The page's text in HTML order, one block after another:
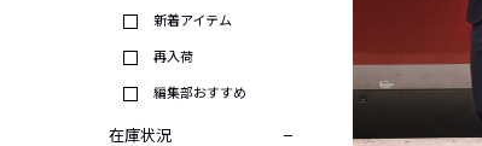
新着アイテム
再入荷
編集部おすすめ
在庫状況